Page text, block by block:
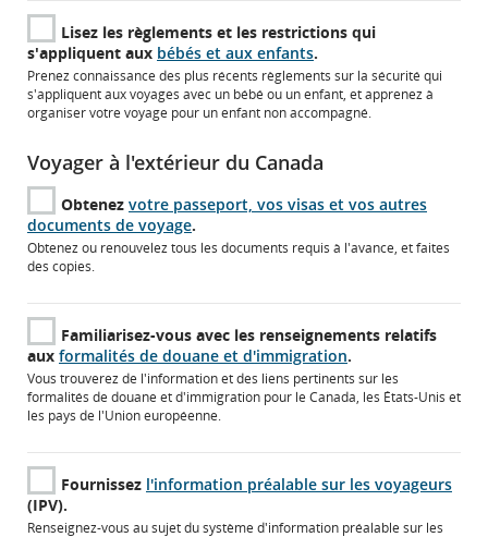
Lisez les règlements et les restrictions qui
s'appliquent aux bébés et aux enfants.
Prenez connaissance des plus récents règlements sur la sécurité qui
s'appliquent aux voyages avec un bébé ou un enfant, et apprenez à
organiser votre voyage pour un enfant non accompagné.
Voyager à l'extérieur du Canada
Obtenez votre passeport, vos visas et vos autres
documents de voyage.
Obtenez ou renouvelez tous les documents requis à l'avance, et faites
des copies.
Familiarisez-vous avec les renseignements relatifs
aux formalités de douane et d'immigration.
Vous trouverez de l'information et des liens pertinents sur les
formalités de douane et d'immigration pour le Canada, les États-Unis et
les pays de l'Union européenne.
Fournissez l'information préalable sur les voyageurs
(IPV).
Renseignez-vous au sujet du système d'information préalable sur les